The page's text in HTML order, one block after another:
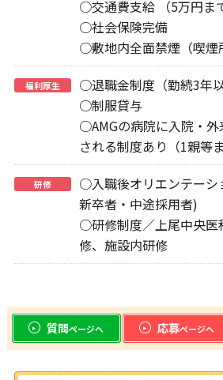
○交通費支給 （5万円ま
○社会保険完備
○敷地内全面禁煙（喫煙
福利厚生
○退職金制度（勤続3年以
○制服貸与
○AMGの病院に入院・
される制度あり（1親等ま
研修
○入職後オリエンテーシ
新卒者・中途採用者)
○研修制度／上尾中央医
修、施設内研修
質問ページへ 応募ページへ